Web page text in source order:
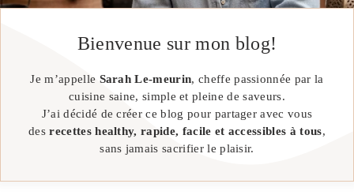
Bienvenue sur mon blog!
Je m’appelle Sarah Le-meurin, cheffe passionnée par la
cuisine saine, simple et pleine de saveurs.
J’ai décidé de créer ce blog pour partager avec vous
desrecettes healthy, rapide, facile et accessibles à tous,
sans jamais sacrifier le plaisir.